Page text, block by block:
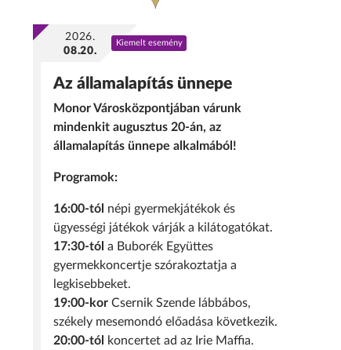
2026.
08.20.
Kiemelt esemény
Az államalapítás ünnepe
Monor Városközpontjában várunk
mindenkit augusztus 20-án, az
államalapítás ünnepe alkalmából!
Programok:
16:00-tól népi gyermekjátékok és
ügyességi játékok várják a kilátogatókat.
17:30-tól a Buborék Együttes
gyermekkoncertje szórakoztatja a
legkisebbeket.
19:00-kor Csernik Szende lábbábos,
székely mesemondó előadása következik.
20:00-tól
koncertet ad az Irie Maffia.